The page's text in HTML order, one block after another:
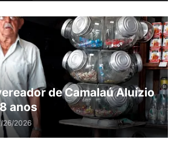
de Camalaú Aluízio
anos
26/2026